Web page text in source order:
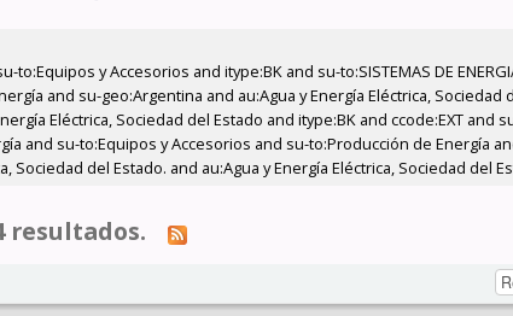
y Accesorios and itype:BK and su-to:SISTEMAS DE
and su-geo:Argentina and au:Agua y Energía Eléctrica, Sociedad
Eléctrica, Sociedad del Estado and itype:BK and ccode:EXT and
and su-to:Equipos y Accesorios and su-to:Producción de Energía
Sociedad del Estado. and au:Agua y Energía Eléctrica, Sociedad del
resultados.